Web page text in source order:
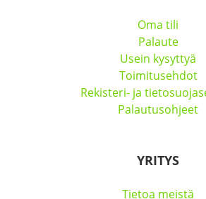
Oma tili
Palaute
Usein kysyttyä
Toimitusehdot
Rekisteri- ja
Palautusohjeet
YRITYS
Tietoa meistä